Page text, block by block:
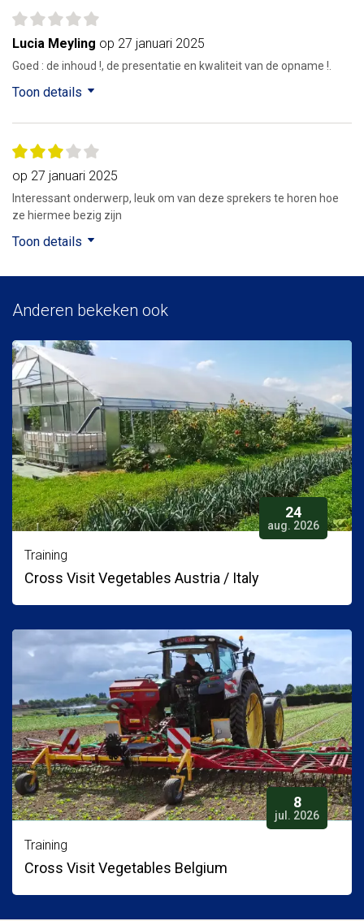
Lucia Meyling op 27 januari 2025
Goed : de inhoud !, de presentatie en kwaliteit van de opname !.
Toon details
op 27 januari 2025
Interessant onderwerp, leuk om van deze sprekers te horen hoe
ze hiermee bezig zijn
Toon details
Anderen bekeken ook
24
aug. 2026
Training
Cross Visit Vegetables Austria / Italy
8
jul. 2026
Training
Cross Visit Vegetables Belgium